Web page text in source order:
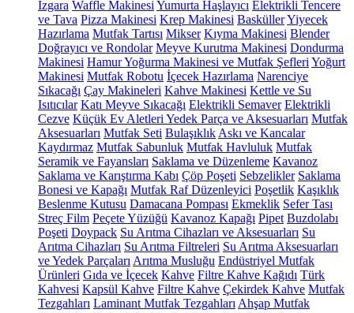
Izgara Waffle Makinesi Yumurta Haşlayıcı Elektrikli Tencere
ve Tava Pizza Makinesi Krep Makinesi BasküllerYiyecek
Hazırlama Mutfak Tartısı Mikser Kıyma Makinesi Blender
Doğrayıcı ve Rondolar Meyve Kurutma Makinesi Dondurma
Makinesi Hamur Yoğurma Makinesi ve Mutfak Şefleri Yoğurt
Makinesi Mutfak Robotu İçecek Hazırlama Narenciye
Sıkacağı Çay Makineleri Kahve Makinesi Kettle ve Su
Isıtıcılar Katı Meyve Sıkacağı Elektrikli Semaver Elektrikli
Cezve Küçük Ev Aletleri Yedek Parça ve Aksesuarları Mutfak
Aksesuarları Mutfak Seti Bulaşıklık Askı ve Kancalar
Kaydırmaz Mutfak Sabunluk Mutfak Havluluk Mutfak
Seramik ve Fayansları Saklama ve Düzenleme Kavanoz
Saklama ve Karıştırma Kabı Çöp Poşeti Sebzelikler Saklama
Bonesi ve Kapağı Mutfak Raf Düzenleyici Poşetlik Kaşıklık
Beslenme Kutusu Damacana Pompası Ekmeklik Sefer Tası
Streç Film Peçete Yüzüğü Kavanoz Kapağı Pipet Buzdolabı
Poşeti Doypack Su Arıtma Cihazları ve Aksesuarları Su
Arıtma Cihazları Su Arıtma Filtreleri Su Arıtma Aksesuarları
ve Yedek Parçaları Arıtma Musluğu Endüstriyel Mutfak
Ürünleri Gıda ve İçecek Kahve Filtre Kahve Kağıdı Türk
Kahvesi Kapsül Kahve Filtre Kahve Çekirdek Kahve Mutfak
Tezgahları Laminant Mutfak Tezgahları Ahşap Mutfak